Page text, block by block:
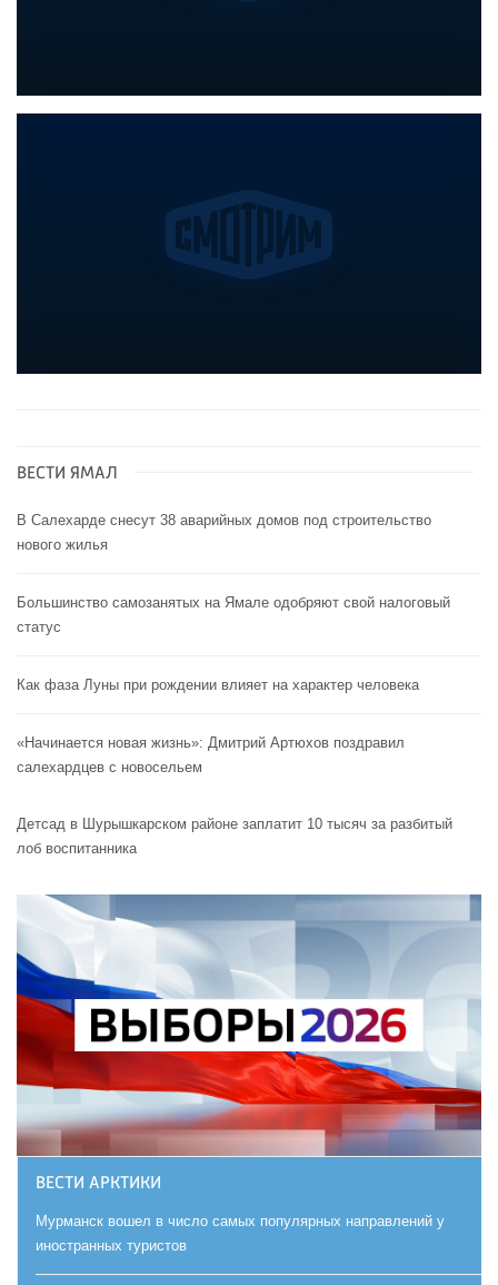
ВЕСТИ ЯМАЛ
В Салехарде снесут 38 аварийных домов под строительство
нового жилья
Большинство самозанятых на Ямале одобряют свой налоговый
статус
Как фаза Луны при рождении влияет на характер человека
«Начинается новая жизнь»: Дмитрий Артюхов поздравил
салехардцев с новосельем
Детсад в Шурышкарском районе заплатит 10 тысяч за разбитый
лоб воспитанника
ВЕСТИ АРКТИКИ
Мурманск вошел в число самых популярных направлений у
иностранных туристов